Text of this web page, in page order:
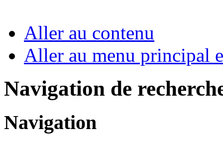
Aller au contenu
Aller au menu principal
Navigation de
Navigation